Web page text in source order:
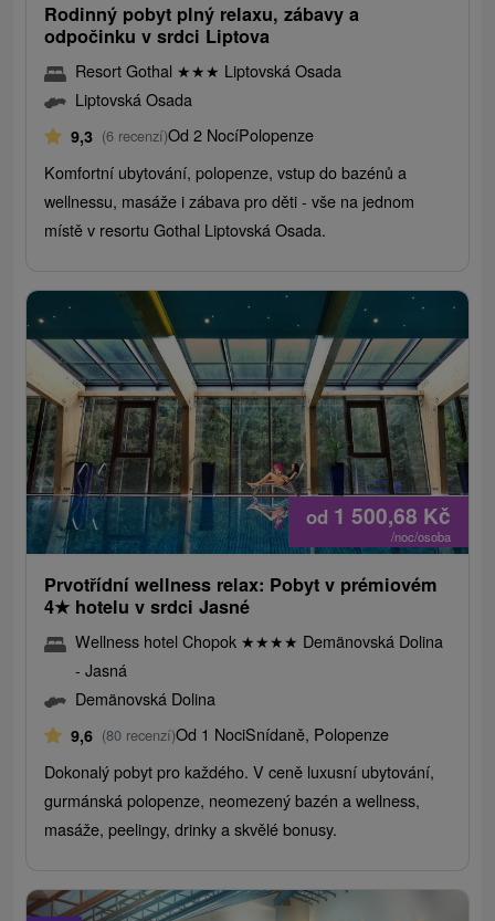
Rodinný pobyt plný relaxu, zábavy a
odpočinku v srdci Liptova
Resort Gothal ★★★ Liptovská Osada
Liptovská Osada
9,3 (6 recenzí)Od 2 NocíPolopenze
Komfortní ubytování, polopenze, vstup do bazénů a
wellnessu, masáže i zábava pro děti - vše na jednom
místě v resortu Gothal Liptovská Osada.
od 1 500,68 Kč
/noc/osoba
Prvotřídní wellness relax: Pobyt v prémiovém
4★ hotelu v srdci Jasné
Wellness hotel Chopok ★★★★ Demänovská Dolina
- Jasná
Demänovská Dolina
9,6 (80 recenzí)Od 1 NociSnídaně, Polopenze
Dokonalý pobyt pro každého. V ceně luxusní ubytování,
gurmánská polopenze, neomezený bazén a wellness,
masáže, peelingy, drinky a skvělé bonusy.